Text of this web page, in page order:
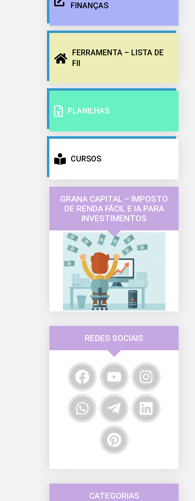
FINANÇAS
FERRAMENTA – LISTA DE
FII
PLANILHAS
CURSOS
GRANA CAPITAL – IMPOSTO
DE RENDA FÁCIL E IA PARA
INVESTIMENTOS
REDES SOCIAIS
CATEGORIAS